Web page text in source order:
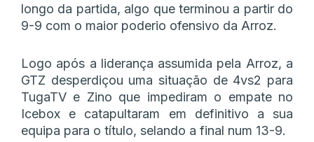
longo da partida, algo que terminou a partir do
9-9 com o maior poderio ofensivo da Arroz.
Logo após a liderança assumida pela Arroz, a
GTZ desperdiçou uma situação de 4vs2 para
TugaTV e Zino que impediram o empate no
Icebox e catapultaram em definitivo a sua
equipa para o título, selando a final num 13-9.